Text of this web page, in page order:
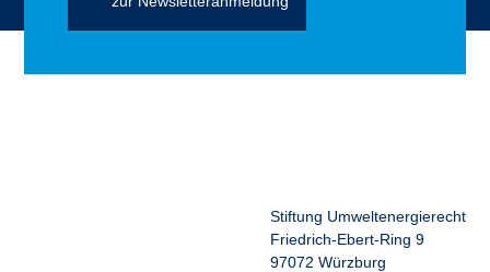
Stiftung Umweltenergierecht
Friedrich-Ebert-Ring 9
97072 Würzburg